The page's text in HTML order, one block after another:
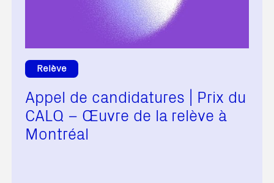
Relève
Appel de candidatures | Prix du
CALQ – Œuvre de la relève à
Montréal